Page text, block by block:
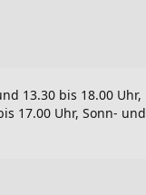
13.30 bis 18.00 Uhr,
17.00 Uhr, Sonn- und